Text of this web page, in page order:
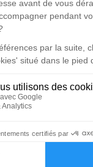
d’arbre
Je
en-Roussillon
de Perpignan